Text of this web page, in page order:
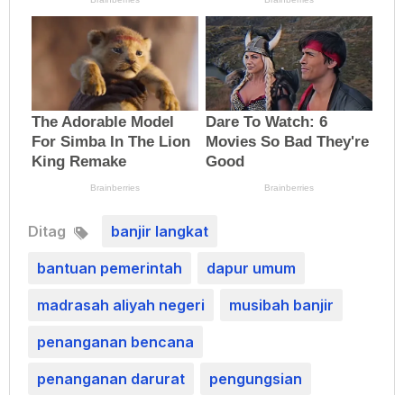
Ditag banjir langkat
bantuan pemerintah dapur umum
madrasah aliyah negeri musibah banjir
penanganan bencana
penanganan darurat pengungsian